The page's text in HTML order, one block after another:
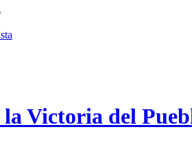
Victoria del